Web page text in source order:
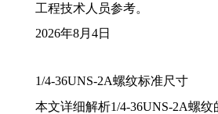
工程技术人员参考。
2026年8月4日
1/4-36UNS-2A螺纹标准尺寸
本文详细解析1/4-36UNS-2A螺纹